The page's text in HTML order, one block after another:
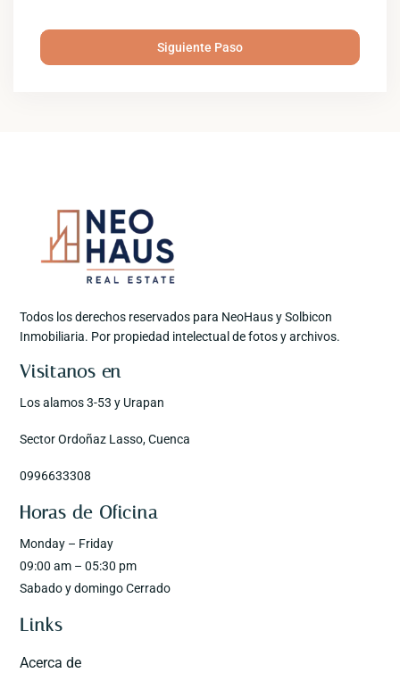
Siguiente Paso
Todos los derechos reservados para NeoHaus y Solbicon
Inmobiliaria. Por propiedad intelectual de fotos y archivos.
Visitanos en
Los alamos 3-53 y Urapan
Sector Ordoñaz Lasso, Cuenca
0996633308
Horas de Oficina
Monday – Friday
09:00 am – 05:30 pm
Sabado y domingo Cerrado
Links
Acerca de